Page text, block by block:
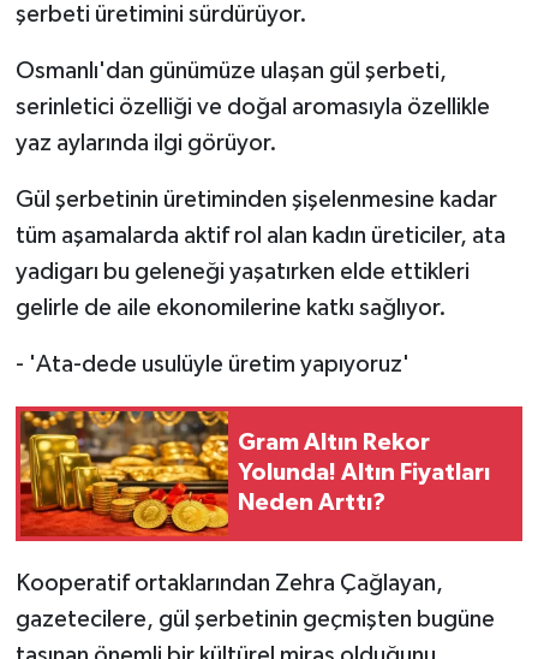
şerbeti üretimini sürdürüyor.
Osmanlı'dan günümüze ulaşan gül şerbeti,
serinletici özelliği ve doğal aromasıyla özellikle
yaz aylarında ilgi görüyor.
Gül şerbetinin üretiminden şişelenmesine kadar
tüm aşamalarda aktif rol alan kadın üreticiler, ata
yadigarı bu geleneği yaşatırken elde ettikleri
gelirle de aile ekonomilerine katkı sağlıyor.
- 'Ata-dede usulüyle üretim yapıyoruz'
Gram Altın Rekor
Yolunda! Altın Fiyatları
Neden Arttı?
Kooperatif ortaklarından Zehra Çağlayan,
gazetecilere, gül şerbetinin geçmişten bugüne